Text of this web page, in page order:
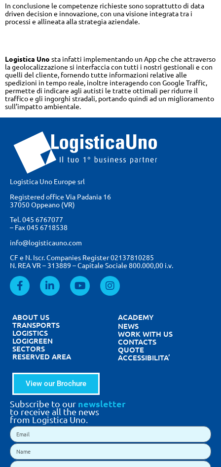
In conclusione le competenze richieste sono soprattutto di data
driven decision e innovazione, con una visione integrata tra i
processi e allineata alla strategia aziendale.
Logistica Uno sta infatti implementando un App che che attraverso
la geolocalizzazione si interfaccia con tutti i nostri gestionali e con
quelli del cliente, fornendo tutte informazioni relative alle
spedizioni in tempo reale, inoltre interagendo con Google Traffic,
permette di indicare agli autisti le tratte ottimali per ridurre il
traffico e gli ingorghi stradali, portando quindi ad un miglioramento
sull’impatto ambientale.
Logistica Uno Europe srl
Registered office Via Padania 16
37050 Oppeano (VR)
Tel.045 6767077
– Fax045 6718538
info@logisticauno.com
CF e N. Iscr. Companies Register 02137810285
N. REA VR – 313889 – Capitale Sociale 800.000,00 i.v.
ABOUT US
TRANSPORTS
LOGISTICS
LOGIGREEN
SECTORS
RESERVED AREA
View our Brochure
ACADEMY
NEWS
WORK WITH US
CONTACTS
QUOTE
ACCESSIBILITA’
Subscribe to our newsletter
to receive all the news
from Logistica Uno.